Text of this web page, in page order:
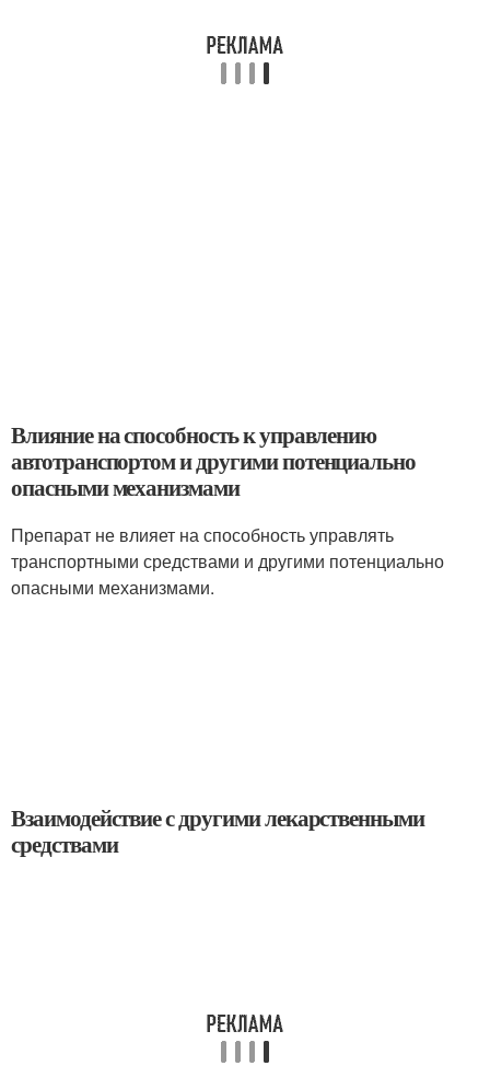
Влияние на способность к управлению
автотранспортом и другими потенциально
опасными механизмами
Препарат не влияет на способность управлять
транспортными средствами и другими потенциально
опасными механизмами.
Взаимодействие с другими лекарственными
средствами